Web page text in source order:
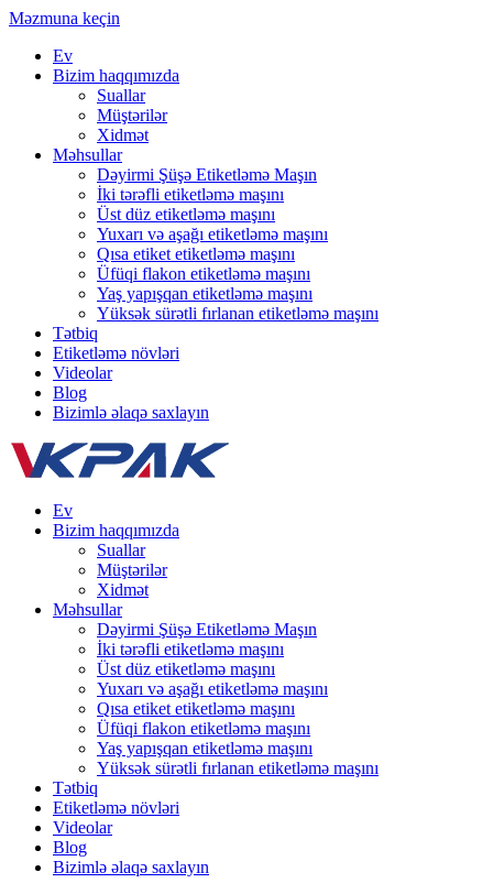
Məzmuna keçin
Ev
Bizim haqqımızda
Suallar
Müştərilər
Xidmət
Məhsullar
Dəyirmi Şüşə Etiketləmə Maşın
İki tərəfli etiketləmə maşını
Üst düz etiketləmə maşını
Yuxarı və aşağı etiketləmə maşını
Qısa etiket etiketləmə maşını
Üfüqi flakon etiketləmə maşını
Yaş yapışqan etiketləmə maşını
Yüksək sürətli fırlanan etiketləmə maşını
Tətbiq
Etiketləmə növləri
Videolar
Blog
Bizimlə əlaqə saxlayın
Ev
Bizim haqqımızda
Suallar
Müştərilər
Xidmət
Məhsullar
Dəyirmi Şüşə Etiketləmə Maşın
İki tərəfli etiketləmə maşını
Üst düz etiketləmə maşını
Yuxarı və aşağı etiketləmə maşını
Qısa etiket etiketləmə maşını
Üfüqi flakon etiketləmə maşını
Yaş yapışqan etiketləmə maşını
Yüksək sürətli fırlanan etiketləmə maşını
Tətbiq
Etiketləmə növləri
Videolar
Blog
Bizimlə əlaqə saxlayın